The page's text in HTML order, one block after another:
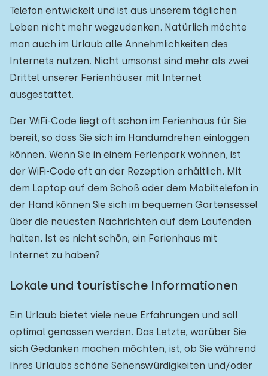
Telefon entwickelt und ist aus unserem täglichen
Leben nicht mehr wegzudenken. Natürlich möchte
man auch im Urlaub alle Annehmlichkeiten des
Internets nutzen. Nicht umsonst sind mehr als zwei
Drittel unserer Ferienhäuser mit Internet
ausgestattet.
Der WiFi-Code liegt oft schon im Ferienhaus für Sie
bereit, so dass Sie sich im Handumdrehen einloggen
können. Wenn Sie in einem Ferienpark wohnen, ist
der WiFi-Code oft an der Rezeption erhältlich. Mit
dem Laptop auf dem Schoß oder dem Mobiltelefon in
der Hand können Sie sich im bequemen Gartensessel
über die neuesten Nachrichten auf dem Laufenden
halten. Ist es nicht schön, ein Ferienhaus mit
Internet zu haben?
Lokale und touristische Informationen
Ein Urlaub bietet viele neue Erfahrungen und soll
optimal genossen werden. Das Letzte, worüber Sie
sich Gedanken machen möchten, ist, ob Sie während
Ihres Urlaubs schöne Sehenswürdigkeiten und/oder